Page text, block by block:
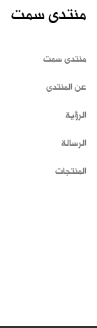
منتدى سمت
منتدى سمت
عن المنتدى
الرؤية
الرسالة
المنتجات